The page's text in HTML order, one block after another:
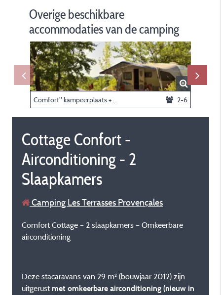
Overige beschikbare
accommodaties van de camping
2-6
Cottage Confort -
Airconditioning - 2
Slaapkamers
Camping Les Terrasses Provençales
Comfort Cottage – 2 slaapkamers – Omkeerbare
airconditioning
Deze stacaravans van 29 m² (bouwjaar 2012) zijn
uitgerust met omkeerbare airconditioning (nieuw in